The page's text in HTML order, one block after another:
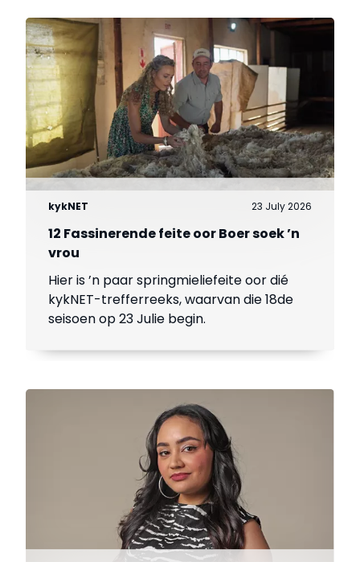
kykNET 23 July 2026
12 Fassinerende feite oor Boer soek ’n
vrou
Hier is ’n paar springmieliefeite oor dié
kykNET-trefferreeks, waarvan die 18de
seisoen op 23 Julie begin.